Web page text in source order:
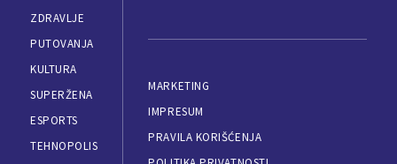
ZDRAVLJE
PUTOVANJA
KULTURA
SUPERŽENA
ESPORTS
TEHNOPOLIS
MARKETING
IMPRESUM
PRAVILA KORIŠĆENJA